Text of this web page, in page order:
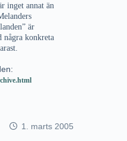
inget annat än
är
några konkreta
1. marts 2005